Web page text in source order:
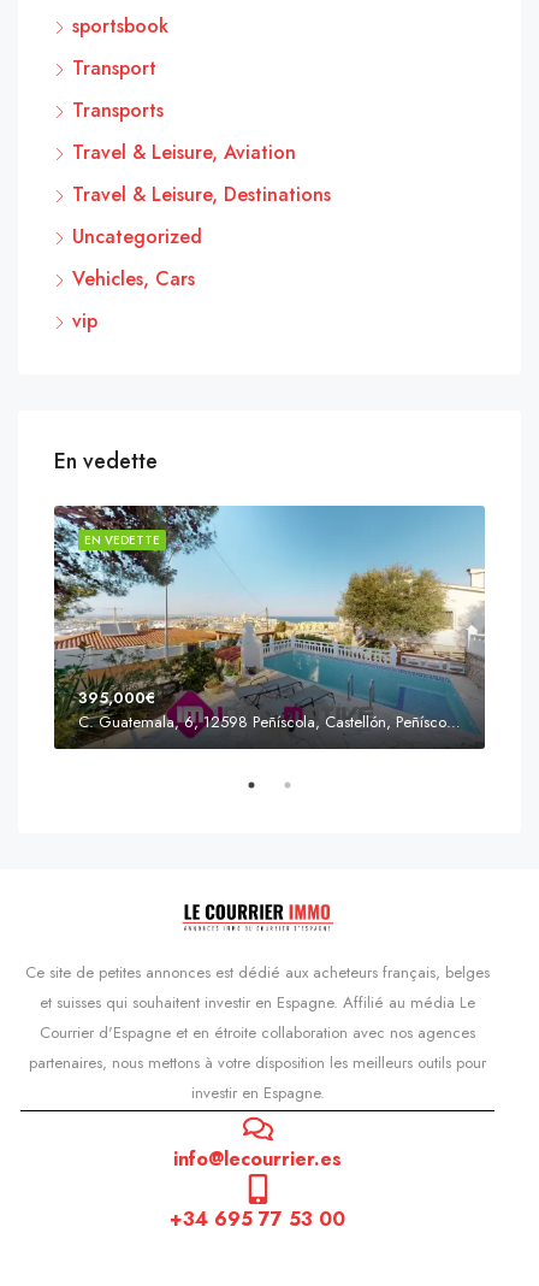
sportsbook
Transport
Transports
Travel & Leisure, Aviation
Travel & Leisure, Destinations
Uncategorized
Vehicles, Cars
vip
En vedette
EN VEDETTE
395,000€
C. Guatemala, 6, 12598 Peñíscola, Castellón, Peñíscola, Communauté valencienne
Ce site de petites annonces est dédié aux acheteurs français, belges
et suisses qui souhaitent investir en Espagne. Affilié au média Le
Courrier d'Espagne et en étroite collaboration avec nos agences
partenaires, nous mettons à votre disposition les meilleurs outils pour
investir en Espagne.
info@lecourrier.es
+34 695 77 53 00